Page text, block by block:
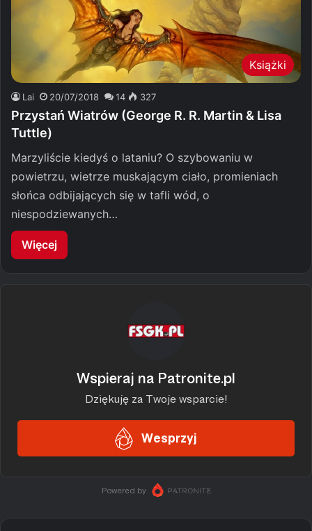
Książki
Lai 20/07/2018 14 327
Przystań Wiatrów (George R. R. Martin & Lisa
Tuttle)
Marzyliście kiedyś o lataniu? O szybowaniu w
powietrzu, wietrze muskającym ciało, promieniach
słońca odbijających się w tafli wód, o
niespodziewanych…
Więcej